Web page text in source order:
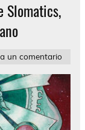
Slomatics,
un comentario